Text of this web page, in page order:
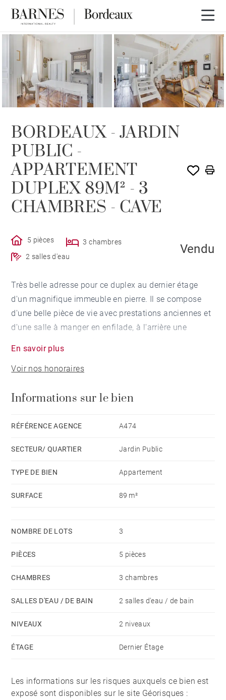
VENDU PAR BARNES
BORDEAUX - JARDIN
PUBLIC -
APPARTEMENT
DUPLEX 89M² - 3
CHAMBRES - CAVE
5 pièces
3 chambres
2 salles d'eau
Vendu
Très belle adresse pour ce duplex au dernier étage
d'un magnifique immeuble en pierre. Il se compose
d'une belle pièce de vie avec prestations anciennes et
d'une salle à manger en enfilade, à l'arrière une
d'eau. L'étage dispose de deux chambres sous
combles, d'une salle d'eau et d'un coin salon. Une
proximité du jardin public, des commerces et du futur
la rue.
En savoir plus
Voir nos honoraires
Informations sur le bien
RÉFÉRENCE AGENCE A474
SECTEUR/ QUARTIER Jardin Public
TYPE DE BIEN Appartement
SURFACE 89 m²
NOMBRE DE LOTS 3
PIÈCES 5 pièces
CHAMBRES 3 chambres
SALLES D'EAU / DE BAIN 2 salles d'eau / de bain
NIVEAUX 2 niveaux
ÉTAGE Dernier Étage
Les informations sur les risques auxquels ce bien est
exposé sont disponibles sur le site Géorisques :